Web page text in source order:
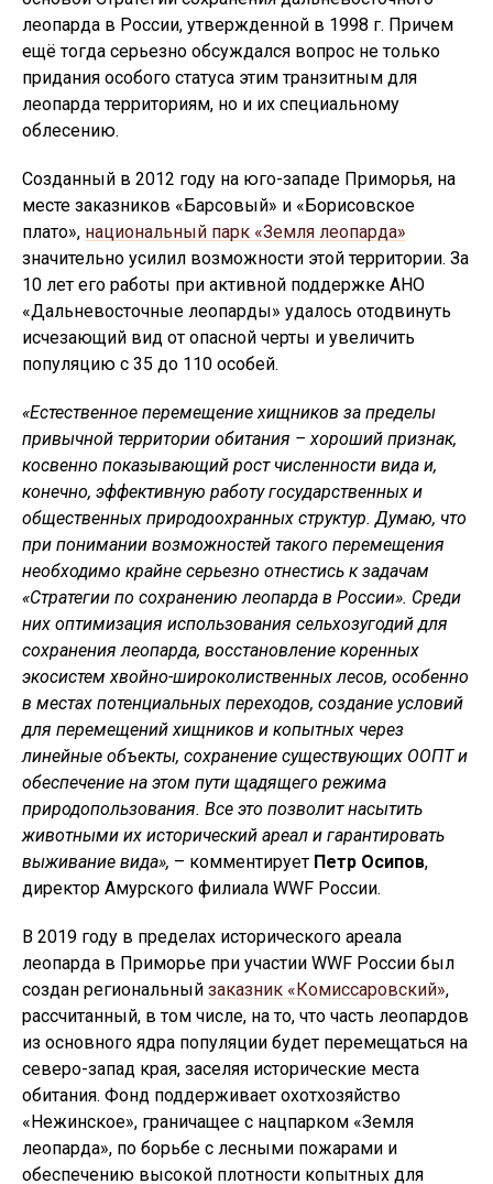
леопарда в России, утвержденной в 1998 г. Причем
ещё тогда серьезно обсуждался вопрос не только
придания особого статуса этим транзитным для
леопарда территориям, но и их специальному
облесению.
Созданный в 2012 году на юго-западе Приморья, на
месте заказников «Барсовый» и «Борисовское
плато», национальный парк «Земля леопарда»
значительно усилил возможности этой территории. За
10 лет его работы при активной поддержке АНО
«Дальневосточные леопарды» удалось отодвинуть
исчезающий вид от опасной черты и увеличить
популяцию с 35 до 110 особей.
«Естественное перемещение хищников за пределы
привычной территории обитания – хороший признак,
косвенно показывающий рост численности вида и,
конечно, эффективную работу государственных и
общественных природоохранных структур. Думаю, что
при понимании возможностей такого перемещения
необходимо крайне серьезно отнестись к задачам
«Стратегии по сохранению леопарда в России». Среди
них оптимизация использования сельхозугодий для
сохранения леопарда, восстановление коренных
экосистем хвойно-широколиственных лесов, особенно
в местах потенциальных переходов, создание условий
для перемещений хищников и копытных через
линейные объекты, сохранение существующих ООПТ и
обеспечение на этом пути щадящего режима
природопользования. Все это позволит насытить
животными их исторический ареал и гарантировать
выживание вида», – комментирует Петр Осипов,
директор Амурского филиала WWF России.
В 2019 году в пределах исторического ареала
леопарда в Приморье при участии WWF России был
создан региональный заказник «Комиссаровский»,
рассчитанный, в том числе, на то, что часть леопардов
из основного ядра популяции будет перемещаться на
северо-запад края, заселяя исторические места
обитания. Фонд поддерживает охотхозяйство
«Нежинское», граничащее с нацпарком «Земля
леопарда», по борьбе с лесными пожарами и
обеспечению высокой плотности копытных для